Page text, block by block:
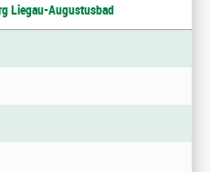
Liegau-Augustusbad